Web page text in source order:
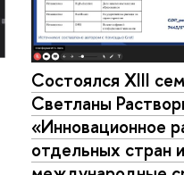
Состоялся XIII
Светланы
«Инновационное
отдельных стран